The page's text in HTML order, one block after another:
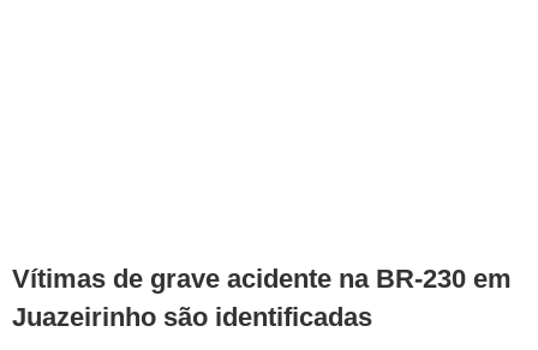
Vítimas de grave acidente na BR-230 em
Juazeirinho são identificadas